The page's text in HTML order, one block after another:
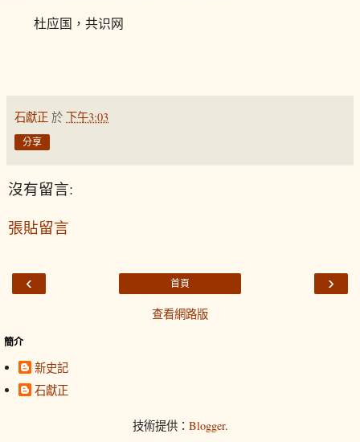
杜应国，共识网
石獻正 於 下午3:03
分享
沒有留言:
張貼留言
‹ ›
首頁
查看網路版
簡介
新史記
石獻正
技術提供： Blogger.